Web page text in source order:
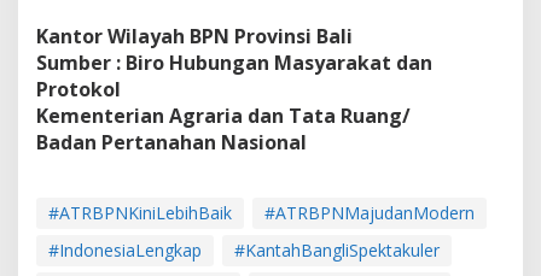
Kantor Wilayah BPN Provinsi Bali
Sumber : Biro Hubungan Masyarakat dan
Protokol
Kementerian Agraria dan Tata Ruang/
Badan Pertanahan Nasional
#ATRBPNKiniLebihBaik
#ATRBPNMajudanModern
#IndonesiaLengkap
#KantahBangliSpektakuler